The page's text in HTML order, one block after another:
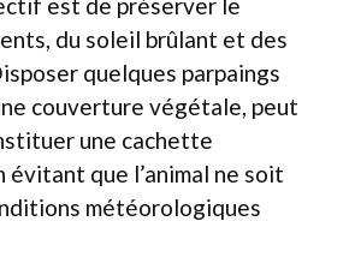
du soleil brûlant et des
quelques parpaings
couverture végétale, peut
une cachette
évitant que l’animal ne soit
météorologiques